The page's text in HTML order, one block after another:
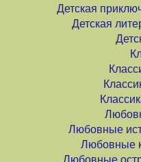
Детская
Детская
Любовные
Любовные
Любовные